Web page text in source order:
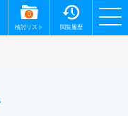
0
検討リスト 閲覧履歴